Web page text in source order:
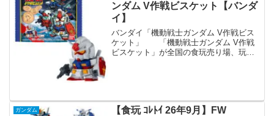
ンダム V作戦ビスケット【バンダ
イ】
バンダイ「機動戦士ガンダム V作戦ビス
ケット」 「機動戦士ガンダム V作戦
ビスケット」が全国の食玩売り場、玩
ガンダム
【食玩 ｺﾚﾄｲ 26年9月】FW